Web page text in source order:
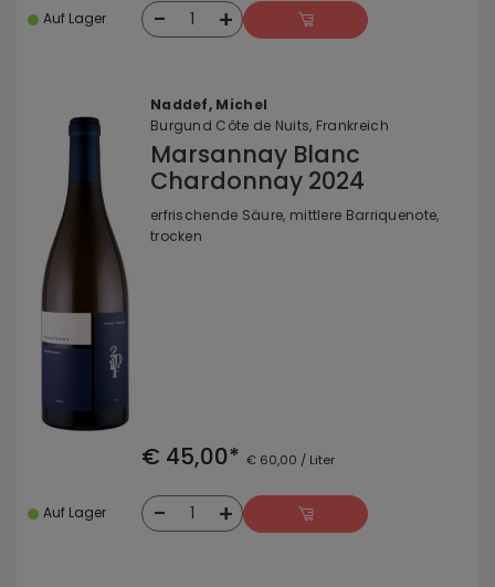
Auf Lager - 1 +
Naddef, Michel
Burgund Côte de Nuits, Frankreich
Marsannay Blanc
Chardonnay 2024
erfrischende Säure, mittlere Barriquenote,
trocken
€ 45,00* € 60,00 / Liter
Auf Lager - 1 +